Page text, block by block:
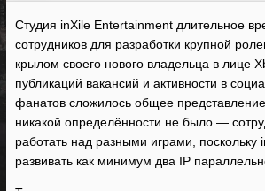
Студия inXile Entertainment длительное
сотрудников для разработки крупной
крылом своего нового владельца в лице
публикаций вакансий и активности в
фанатов сложилось общее
никакой определённости не было —
работать над разными играми, поскольку
развивать как минимум два IP